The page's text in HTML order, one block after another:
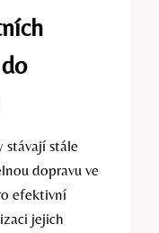
stávají stále
dopravu ve
efektivní
jejich